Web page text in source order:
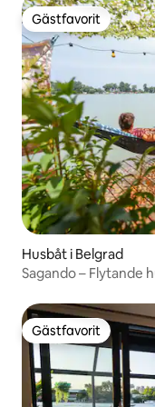
Gästfavorit
Gästfavorit
Husbåt i Belgrad
Sagando – Flytande
Gästfavorit
Gästfavorit